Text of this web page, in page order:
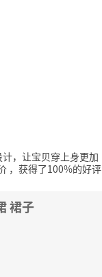
，让宝贝穿上身更加
，获得了100%的好评
裙子